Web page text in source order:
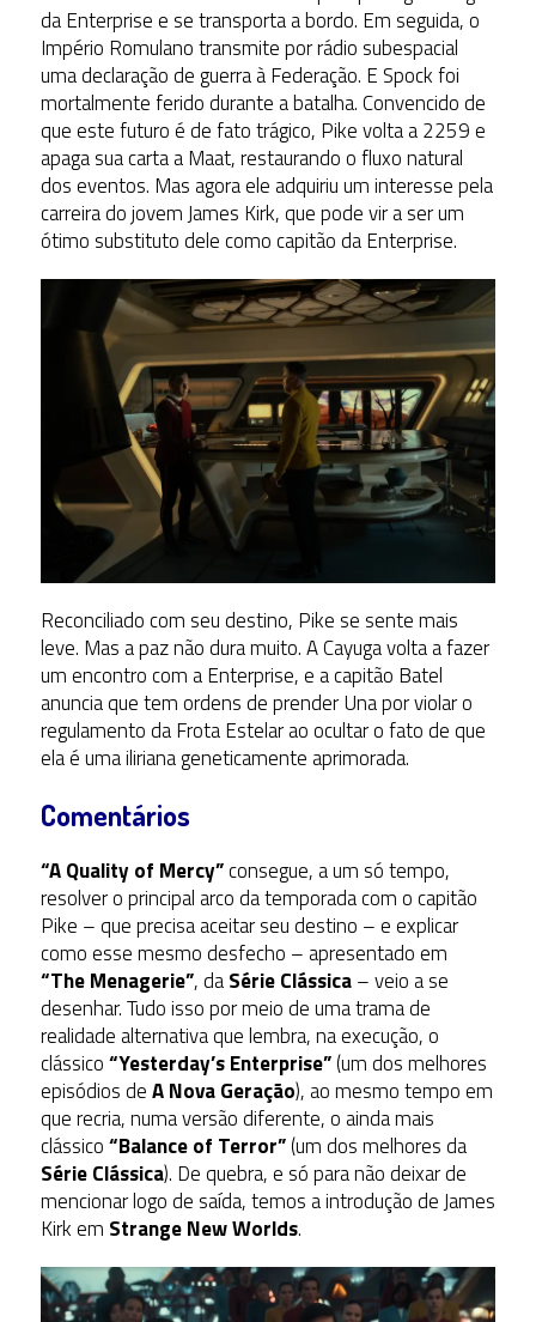
da Enterprise e se transporta a bordo. Em seguida, o
Império Romulano transmite por rádio subespacial
uma declaração de guerra à Federação. E Spock foi
mortalmente ferido durante a batalha. Convencido de
que este futuro é de fato trágico, Pike volta a 2259 e
apaga sua carta a Maat, restaurando o fluxo natural
dos eventos. Mas agora ele adquiriu um interesse pela
carreira do jovem James Kirk, que pode vir a ser um
ótimo substituto dele como capitão da Enterprise.
Reconciliado com seu destino, Pike se sente mais
leve. Mas a paz não dura muito. A Cayuga volta a fazer
um encontro com a Enterprise, e a capitão Batel
anuncia que tem ordens de prender Una por violar o
regulamento da Frota Estelar ao ocultar o fato de que
ela é uma iliriana geneticamente aprimorada.
Comentários
“A Quality of Mercy”consegue, a um só tempo,
resolver o principal arco da temporada com o capitão
Pike – que precisa aceitar seu destino – e explicar
como esse mesmo desfecho – apresentado em
“The Menagerie”, daSérie Clássica– veio a se
desenhar. Tudo isso por meio de uma trama de
realidade alternativa que lembra, na execução, o
clássico“Yesterday’s Enterprise”(um dos melhores
episódios deA Nova Geração), ao mesmo tempo em
que recria, numa versão diferente, o ainda mais
clássico“Balance of Terror”(um dos melhores da
Série Clássica). De quebra, e só para não deixar de
mencionar logo de saída, temos a introdução de James
Kirk em Strange New Worlds.